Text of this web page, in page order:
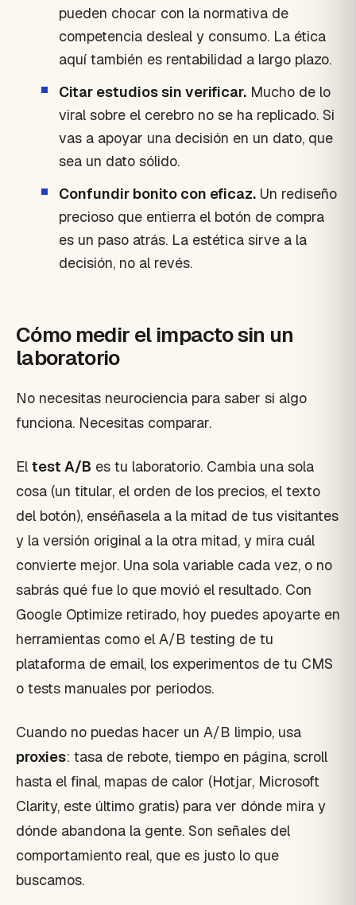
pueden chocar con la normativa de
competencia desleal y consumo. La ética
aquí también es rentabilidad a largo plazo.
Citar estudios sin verificar. Mucho de lo
viral sobre el cerebro no se ha replicado. Si
vas a apoyar una decisión en un dato, que
sea un dato sólido.
Confundir bonito con eficaz. Un rediseño
precioso que entierra el botón de compra
es un paso atrás. La estética sirve a la
decisión, no al revés.
Cómo medir el impacto sin un
laboratorio
No necesitas neurociencia para saber si algo
funciona. Necesitas comparar.
El test A/B es tu laboratorio. Cambia una sola
cosa (un titular, el orden de los precios, el texto
del botón), enséñasela a la mitad de tus visitantes
y la versión original a la otra mitad, y mira cuál
convierte mejor. Una sola variable cada vez, o no
sabrás qué fue lo que movió el resultado. Con
Google Optimize retirado, hoy puedes apoyarte en
herramientas como el A/B testing de tu
plataforma de email, los experimentos de tu CMS
o tests manuales por periodos.
Cuando no puedas hacer un A/B limpio, usa
proxies: tasa de rebote, tiempo en página, scroll
hasta el final, mapas de calor (Hotjar, Microsoft
Clarity, este último gratis) para ver dónde mira y
dónde abandona la gente. Son señales del
comportamiento real, que es justo lo que
buscamos.